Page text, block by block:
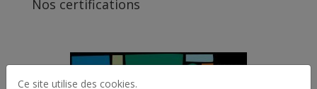
Nos certifications
Ce site utilise des cookies.